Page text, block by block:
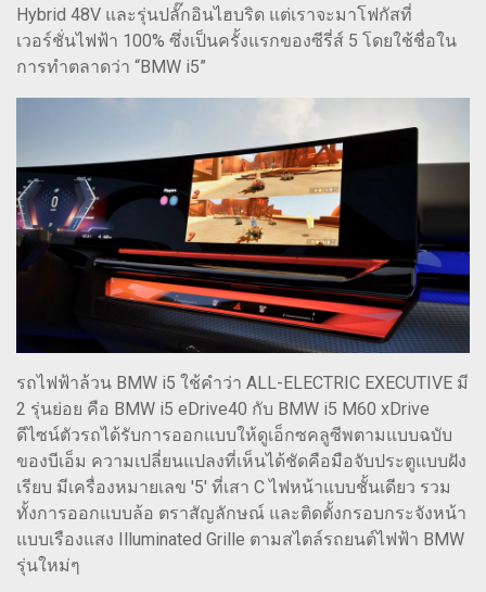
Hybrid 48V และรุ่นปลั๊กอินไฮบริด แต่เราจะมาโฟกัสที่
เวอร์ชั่นไฟฟ้า 100% ซึ่งเป็นครั้งแรกของซีรี่ส์ 5 โดยใช้ชื่อใน
การทำตลาดว่า “BMW i5”
รถไฟฟ้าล้วน BMW i5 ใช้คำว่า ALL-ELECTRIC EXECUTIVE มี
2 รุ่นย่อย คือ BMW i5 eDrive40 กับ BMW i5 M60 xDrive
ดีไซน์ตัวรถได้รับการออกแบบให้ดูเอ็กซคลูซีพตามแบบฉบับ
ของบีเอ็ม ความเปลี่ยนแปลงที่เห็นได้ชัดคือมือจับประตูแบบฝัง
เรียบ มีเครื่องหมายเลข '5' ที่เสา C ไฟหน้าแบบชั้นเดียว รวม
ทั้งการออกแบบล้อ ตราสัญลักษณ์ และติดตั้งกรอบกระจังหน้า
แบบเรืองแสง Illuminated Grille ตามสไตล์รถยนต์ไฟฟ้า BMW
รุ่นใหม่ๆ